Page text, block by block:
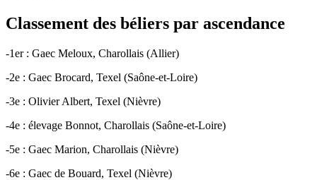
Classement des béliers par ascendance
-1er : Gaec Meloux, Charollais (Allier)
-2e : Gaec Brocard, Texel (Saône-et-Loire)
-3e : Olivier Albert, Texel (Nièvre)
-4e : élevage Bonnot, Charollais (Saône-et-Loire)
-5e : Gaec Marion, Charollais (Nièvre)
-6e : Gaec de Bouard, Texel (Nièvre)